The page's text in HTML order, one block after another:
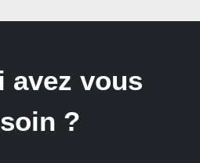
avez vous
?